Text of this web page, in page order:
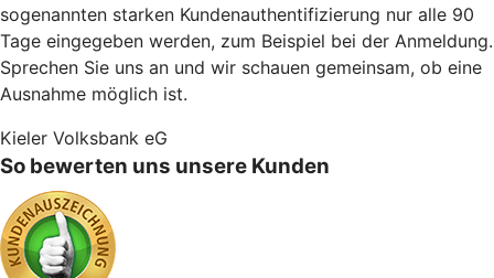
sogenannten starken Kundenauthentifizierung nur alle 90
Tage eingegeben werden, zum Beispiel bei der Anmeldung.
Sprechen Sie uns an und wir schauen gemeinsam, ob eine
Ausnahme möglich ist.
Kieler Volksbank eG
So bewerten uns unsere Kunden